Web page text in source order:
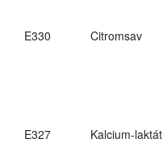
E330 Citromsav
E327 Kalcium-laktát